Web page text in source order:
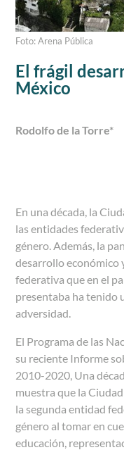
Foto: Arena Pública
El frágil
México
Rodolfo de la Torre*
En una década, la
las entidades
género. Además, la
desarrollo económico
federativa que en el
presentaba ha tenido
adversidad.
El Programa de las
su reciente Informe
2010-2020, Una
muestra que la
la segunda entidad
género al tomar en
educación,